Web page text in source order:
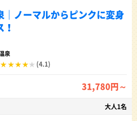
｜ノーマルからピンクに変身
泉
(4.1)
31,780円～
大人1名